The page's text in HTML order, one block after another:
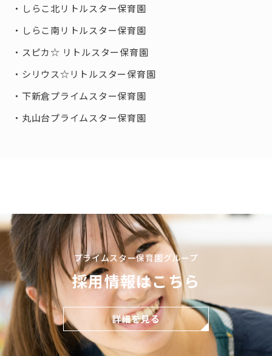
しらこ北リトルスター保育園
しらこ南リトルスター保育園
スピカ☆ リトルスター保育園
シリウス☆リトルスター保育園
下新倉プライムスター保育園
丸山台プライムスター保育園
プライムスター保育園グループ
採用情報はこちら
詳細を見る